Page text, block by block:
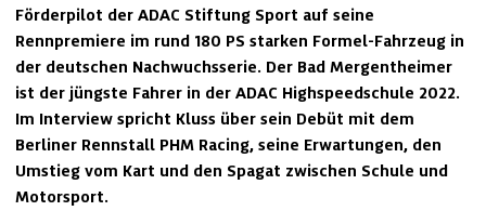
Förderpilot der ADAC Stiftung Sport auf seine
Rennpremiere im rund 180 PS starken Formel-Fahrzeug in
der deutschen Nachwuchsserie. Der Bad Mergentheimer
ist der jüngste Fahrer in der ADAC Highspeedschule 2022.
Im Interview spricht Kluss über sein Debüt mit dem
Berliner Rennstall PHM Racing, seine Erwartungen, den
Umstieg vom Kart und den Spagat zwischen Schule und
Motorsport.